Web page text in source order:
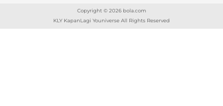
Copyright © 2026 bola.com
KLY KapanLagi Youniverse All Rights Reserved